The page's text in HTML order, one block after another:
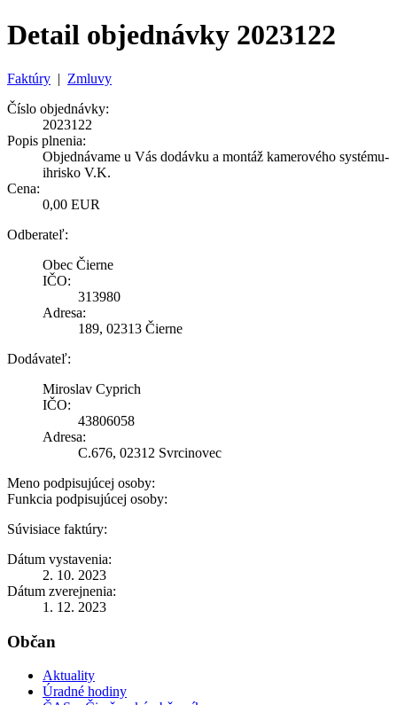
Detail objednávky 2023122
Faktúry | Zmluvy
Číslo objednávky:
2023122
Popis plnenia:
Objednávame u Vás dodávku a montáž kamerového systému-
ihrisko V.K.
Cena:
0,00 EUR
Odberateľ:
Obec Čierne
IČO:
313980
Adresa:
189, 02313 Čierne
Dodávateľ:
Miroslav Cyprich
IČO:
43806058
Adresa:
C.676, 02312 Svrcinovec
Meno podpisujúcej osoby:
Funkcia podpisujúcej osoby:
Súvisiace faktúry:
Dátum vystavenia:
2. 10. 2023
Dátum zverejnenia:
1. 12. 2023
Občan
Aktuality
Úradné hodiny